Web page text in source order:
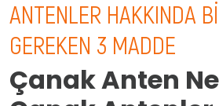
ANTENLER HAKKINDA
GEREKEN 3 MADDE
Çanak Anten